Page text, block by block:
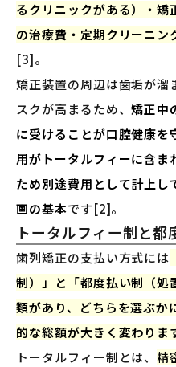
るクリニックがある）・
の治療費・定期クリーニン
[3]。
矯正装置の周辺は歯垢が溜
スクが高まるため、矯正中
に受けることが口腔健康
用がトータルフィーに含
ため別途費用として計上
画の基本です[2]。
トータルフィー制と都
歯列矯正の支払い方式には
制）」と「都度払い制（
類があり、どちらを選ぶか
的な総額が大きく変わりま
トータルフィー制とは、精